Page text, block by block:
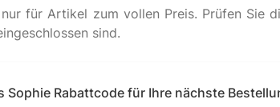
für Artikel zum vollen Preis. Prüfen Sie
Sophie Rabattcode für Ihre nächste